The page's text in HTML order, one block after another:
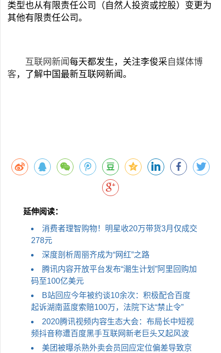
类型也从有限责任公司（自然人投资或控股）变更为
其他有限责任公司。
互联网新闻 每天都发生，关注李俊采 自媒体博
客 ，了解中国最新互联网新闻。
延伸阅读：
消费者理智购物！明星收20万带货3月仅成交
278元
深度剖析周丽齐成为“网红”之路
腾讯内容开放平台发布“潮生计划”阿里回购加
码至100亿美元
B站回应今​年被约谈10余次：积极配合百度
起诉湖南蓝度索赔100万，法院下达“禁止令”
2020腾讯视频内容生态大会：布局长中短视
频抖音称遭百度黑手互联网新老巨头又起风波
美团被曝杀熟外卖会员回应定位偏差导致京